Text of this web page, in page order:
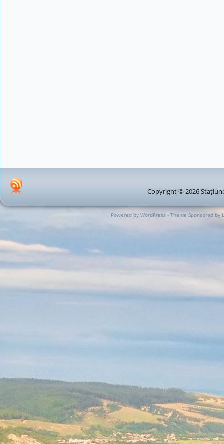
Copyright © 2026
Powered by WordPress - Theme Sponsored by